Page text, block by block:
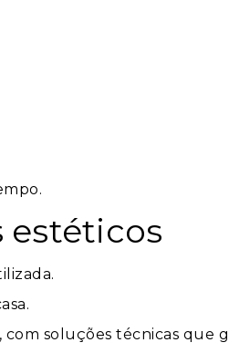
estéticos
soluções técnicas que